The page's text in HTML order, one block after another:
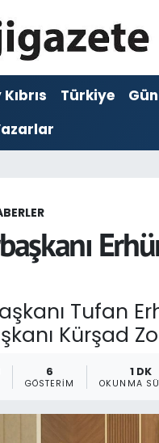
Türkiye
Tufan
Kürşad
6
GÖSTERIM
1 DK
OKUNMA